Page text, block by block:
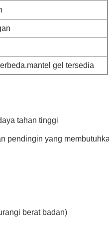
gel tersedia
tahan tinggi
pendingin yang
berat badan)